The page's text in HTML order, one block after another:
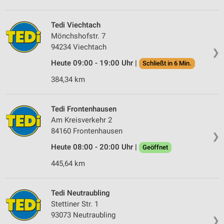
❯
Tedi Viechtach
Mönchshofstr. 7
94234 Viechtach
Heute 09:00 - 19:00 Uhr |
Schließt in 6 Min.
384,34 km
❯
Tedi Frontenhausen
Am Kreisverkehr 2
84160 Frontenhausen
Heute 08:00 - 20:00 Uhr |
Geöffnet
445,64 km
❯
Tedi Neutraubling
Stettiner Str. 1
93073 Neutraubling
Erstellung von Profilen zur Personalisierung
von Inhalten
Verwendung von Profilen zur Auswahl
Messung der Performance von Inhalten
Analyse von Zielgruppen durch Statistiken oder
Kombinationen von Daten aus verschiedenen
Entwicklung und Verbesserung der Angebote
Verwendung reduzierter Daten zur Auswahl von
Inhalten
IAB-Besonderheiten: